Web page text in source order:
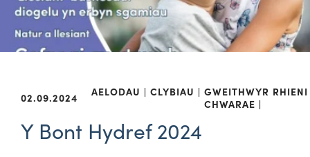
02.09.2024 AELODAU CLYBIAU
GWEITHWYR
CHWARAE
RHIENI
Y Bont Hydref 2024